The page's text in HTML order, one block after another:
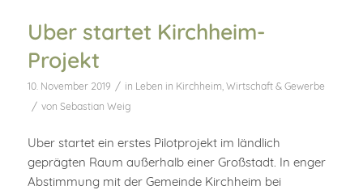
Uber startet Kirchheim-
Projekt
10. November 2019 / in Leben in Kirchheim, Wirtschaft & Gewerbe
/ von Sebastian Weig
Uber startet ein erstes Pilotprojekt im ländlich
geprägten Raum außerhalb einer Großstadt. In enger
Abstimmung mit der Gemeinde Kirchheim bei